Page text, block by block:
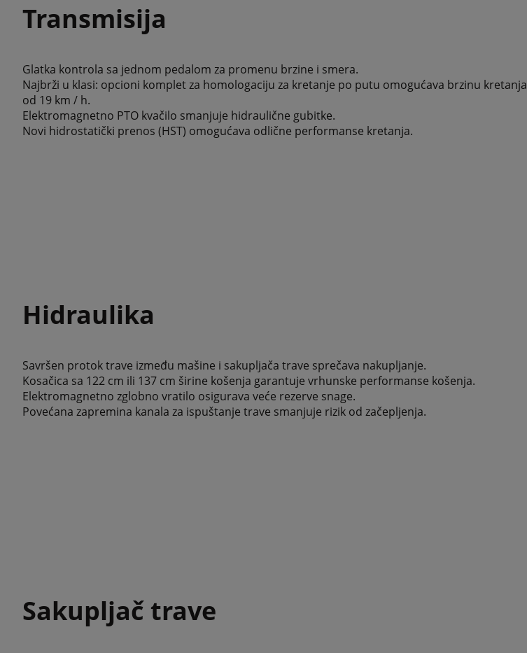
Transmisija
Glatka kontrola sa jednom pedalom za promenu brzine i smera.
Najbrži u klasi: opcioni komplet za homologaciju za kretanje po putu omogućava brzinu kretanja
od 19 km / h.
Elektromagnetno PTO kvačilo smanjuje hidraulične gubitke.
Novi hidrostatički prenos (HST) omogućava odlične performanse kretanja.
Hidraulika
Savršen protok trave između mašine i sakupljača trave sprečava nakupljanje.
Kosačica sa 122 cm ili 137 cm širine košenja garantuje vrhunske performanse košenja.
Elektromagnetno zglobno vratilo osigurava veće rezerve snage.
Povećana zapremina kanala za ispuštanje trave smanjuje rizik od začepljenja.
Sakupljač trave